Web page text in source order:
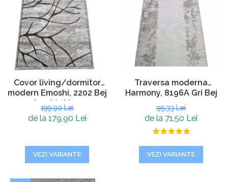
Covor living/dormitor
modern Emoshi, 2202 Bej
deschis Maro
199,90 Lei
de la 179,90 Lei
VEZI VARIANTE
Traversa moderna
Harmony, 8196A Gri Bej
95,33 Lei
de la 71,50 Lei
VEZI VARIANTE